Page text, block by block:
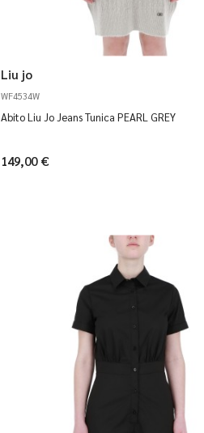
Liu jo
WF4534W
Abito Liu Jo Jeans Tunica PEARL GREY
149,00 €